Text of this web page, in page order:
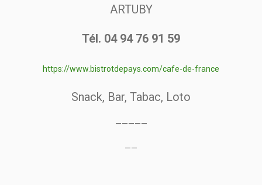
ARTUBY
Tél. 04 94 76 91 59
https://www.bistrotdepays.com/cafe-de-france
Snack, Bar, Tabac, Loto
—————
——